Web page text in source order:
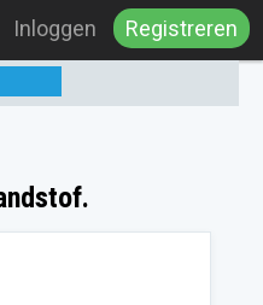
Inloggen Registreren